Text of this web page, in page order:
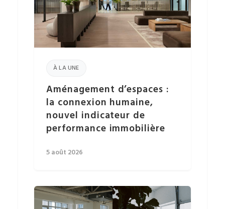
À LA UNE
Aménagement d’espaces :
la connexion humaine,
nouvel indicateur de
performance immobilière
5 août 2026